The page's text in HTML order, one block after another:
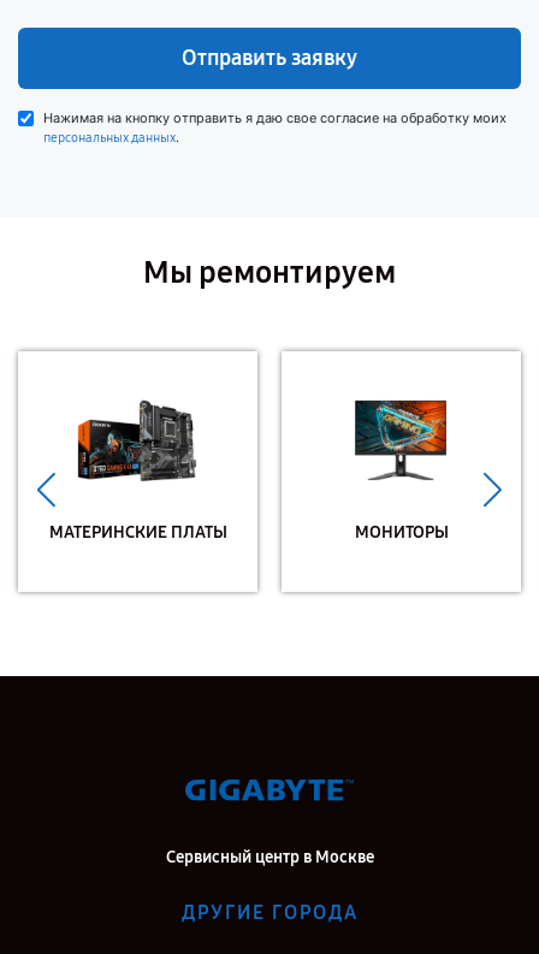
Отправить заявку
Нажимая на кнопку отправить я даю свое согласие на обработку моих
персональных данных.
Мы ремонтируем
МАТЕРИНСКИЕ ПЛАТЫ МОНИТОРЫ
Сервисный центр в Москве
ДРУГИЕ ГОРОДА